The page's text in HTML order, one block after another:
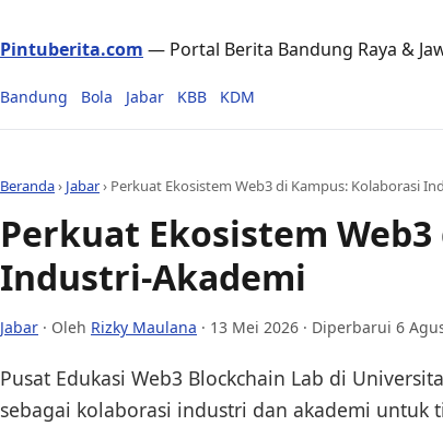
Pintuberita.com — Portal Berita Bandung Raya &
Bandung Bola Jabar KBB KDM
Beranda› Jabar› Perkuat Ekosistem Web3 di Kampus: Kolaborasi
Perkuat Ekosistem
Industri-Akademi
Jabar · Oleh Rizky Maulana · 13 Mei 2026 · Diperbarui 6
Pusat Edukasi Web3 Blockchain Lab di
sebagai kolaborasi industri dan akademi untuk